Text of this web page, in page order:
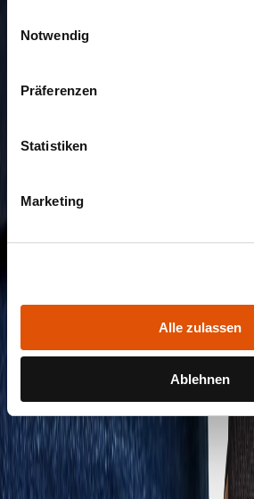
Notwendig
Präferenzen
Statistiken
Marketing
Alle zulassen
Ablehnen